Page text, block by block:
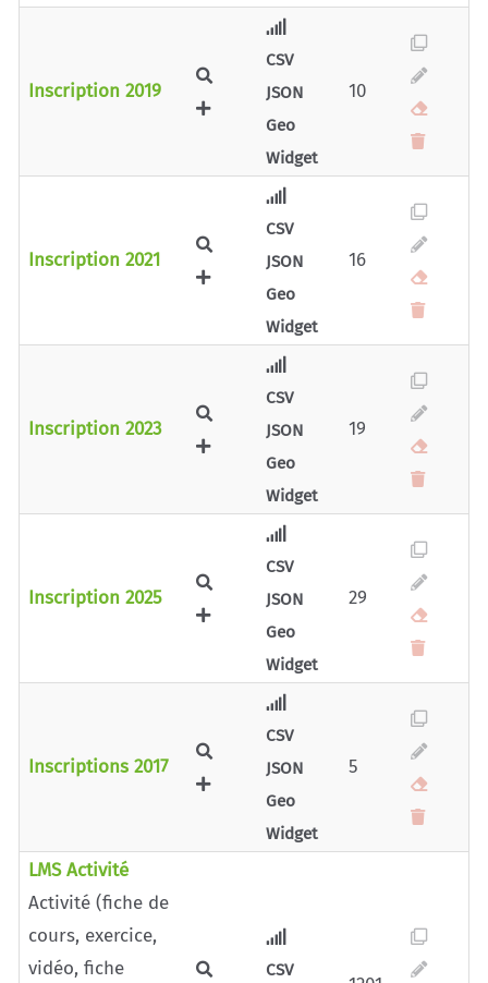
Inscription 2019
CSV
JSON
Geo
Widget
10
Inscription 2021
CSV
JSON
Geo
Widget
16
Inscription 2023
CSV
JSON
Geo
Widget
19
Inscription 2025
CSV
JSON
Geo
Widget
29
Inscriptions 2017
CSV
JSON
Geo
Widget
5
LMS Activité
Activité (fiche de
cours, exercice,
vidéo, fiche
CSV